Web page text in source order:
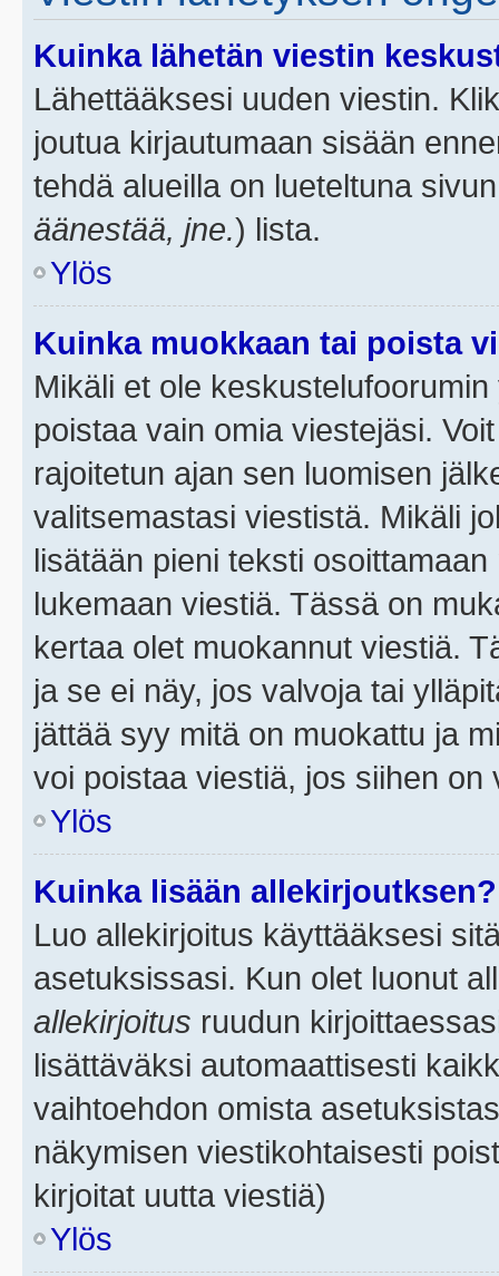
Kuinka lähetän viestin
Lähettääksesi uuden viestin.
joutua kirjautumaan sisään
tehdä alueilla on lueteltuna
äänestää, jne.) lista.
Ylös
Kuinka muokkaan tai poista
Mikäli et ole
poistaa vain omia viestejäsi.
rajoitetun ajan sen luomisen
valitsemastasi viestistä. Mikäli
lisätään pieni teksti
lukemaan viestiä. Tässä on
kertaa olet muokannut viestiä.
ja se ei näy, jos valvoja tai
jättää syy mitä on muokattu ja
voi poistaa viestiä, jos siihen on
Ylös
Kuinka lisään allekirjoutksen?
Luo allekirjoitus käyttääksesi
asetuksissasi. Kun olet luonut
allekirjoitus ruudun
lisättäväksi automaattisesti
vaihtoehdon omista
näkymisen viestikohtaisesti
kirjoitat uutta viestiä)
Ylös